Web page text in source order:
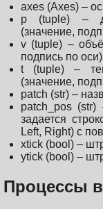
axes (Axes) –
p (tuple) –
(значение,
v (tuple) –
подпись по оси)
t (tuple) –
(значение,
patch (str) –
patch_pos (str)
задается
Left, Right) с
xtick (bool) –
ytick (bool) –
Процессы